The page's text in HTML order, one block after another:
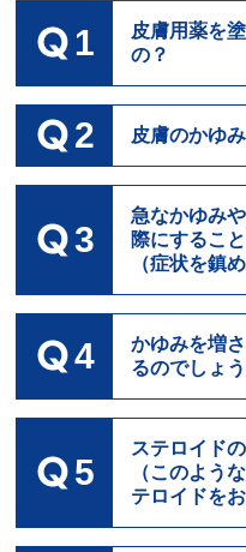
1
皮膚用薬を
の？
2 皮膚のかゆ
3
急なかゆみ
際にするこ
（症状を鎮
4
かゆみを増
るのでしょ
5
ステロイド
（このよう
テロイドを